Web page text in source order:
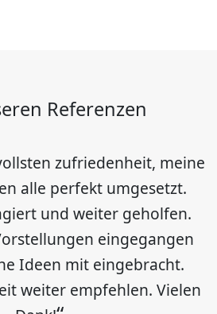
Referenzen
zufriedenheit, meine
alle perfekt umgesetzt.
und weiter geholfen.
eingegangen
Ideen mit eingebracht.
weiter empfehlen. Vielen